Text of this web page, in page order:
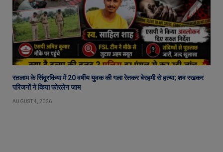
रतलाम के सिंदूरकिया में 20 वर्षीय युवक की गला रेतकर बेरहमी से हत्या; शव रखकर
परिजनों ने किया फोरलेन जाम
AUGUST 4, 2026